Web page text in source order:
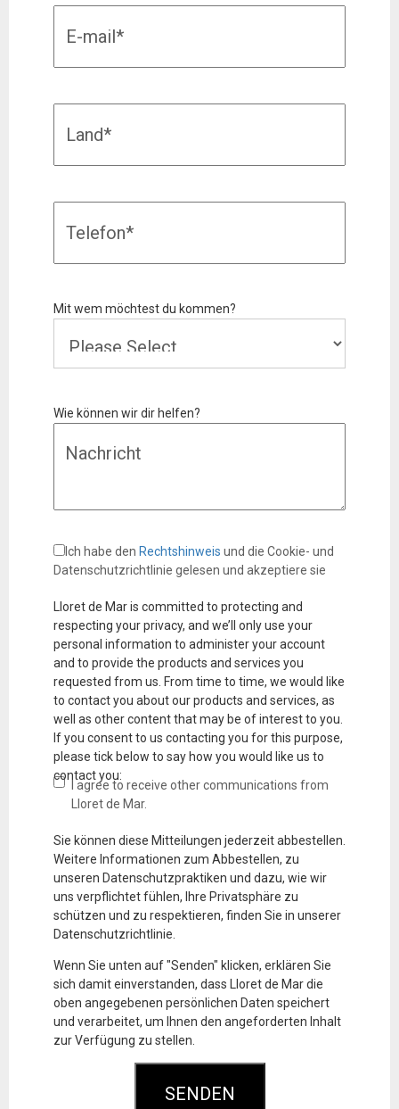
Mit wem möchtest du kommen?
Wie können wir dir helfen?
Ich habe den Rechtshinweis und die Cookie- und
Datenschutzrichtlinie gelesen und akzeptiere sie
Lloret de Mar is committed to protecting and
respecting your privacy, and we’ll only use your
personal information to administer your account
and to provide the products and services you
requested from us. From time to time, we would like
to contact you about our products and services, as
well as other content that may be of interest to you.
If you consent to us contacting you for this purpose,
please tick below to say how you would like us to
contact you:
I agree to receive other communications from
Lloret de Mar.
Sie können diese Mitteilungen jederzeit abbestellen.
Weitere Informationen zum Abbestellen, zu
unseren Datenschutzpraktiken und dazu, wie wir
uns verpflichtet fühlen, Ihre Privatsphäre zu
schützen und zu respektieren, finden Sie in unserer
Datenschutzrichtlinie.
Wenn Sie unten auf "Senden" klicken, erklären Sie
sich damit einverstanden, dass Lloret de Mar die
oben angegebenen persönlichen Daten speichert
und verarbeitet, um Ihnen den angeforderten Inhalt
zur Verfügung zu stellen.